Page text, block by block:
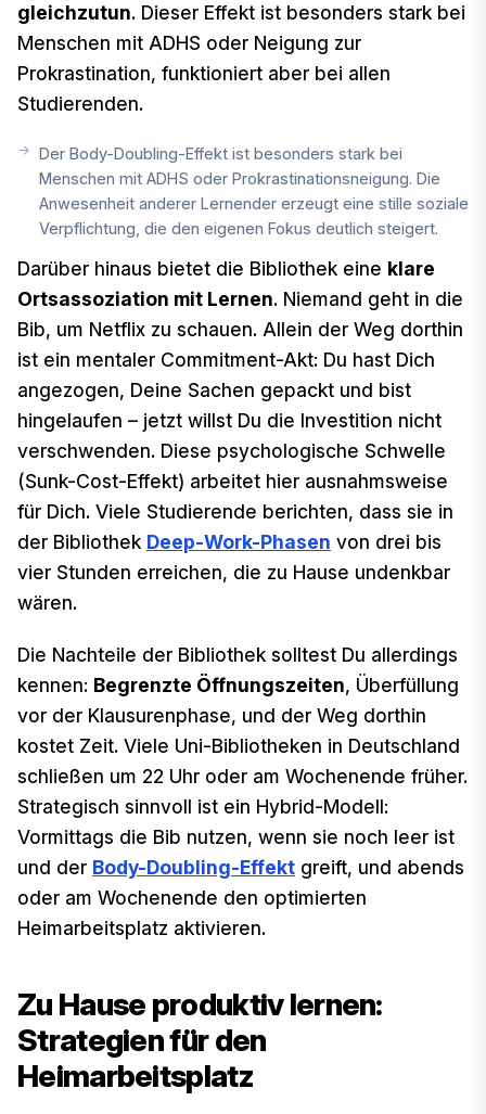
gleichzutun. Dieser Effekt ist besonders stark bei
Menschen mit ADHS oder Neigung zur
Prokrastination, funktioniert aber bei allen
Studierenden.
Der Body-Doubling-Effekt ist besonders stark bei
Menschen mit ADHS oder Prokrastinationsneigung. Die
Anwesenheit anderer Lernender erzeugt eine stille soziale
Verpflichtung, die den eigenen Fokus deutlich steigert.
Darüber hinaus bietet die Bibliothek eine klare
Ortsassoziation mit Lernen. Niemand geht in die
Bib, um Netflix zu schauen. Allein der Weg dorthin
ist ein mentaler Commitment-Akt: Du hast Dich
angezogen, Deine Sachen gepackt und bist
hingelaufen – jetzt willst Du die Investition nicht
verschwenden. Diese psychologische Schwelle
(Sunk-Cost-Effekt) arbeitet hier ausnahmsweise
für Dich. Viele Studierende berichten, dass sie in
der Bibliothek Deep-Work-Phasen von drei bis
vier Stunden erreichen, die zu Hause undenkbar
wären.
Die Nachteile der Bibliothek solltest Du allerdings
kennen: Begrenzte Öffnungszeiten, Überfüllung
vor der Klausurenphase, und der Weg dorthin
kostet Zeit. Viele Uni-Bibliotheken in Deutschland
schließen um 22 Uhr oder am Wochenende früher.
Strategisch sinnvoll ist ein Hybrid-Modell:
Vormittags die Bib nutzen, wenn sie noch leer ist
und der Body-Doubling-Effekt greift, und abends
oder am Wochenende den optimierten
Heimarbeitsplatz aktivieren.
Zu Hause produktiv lernen:
Strategien für den
Heimarbeitsplatz